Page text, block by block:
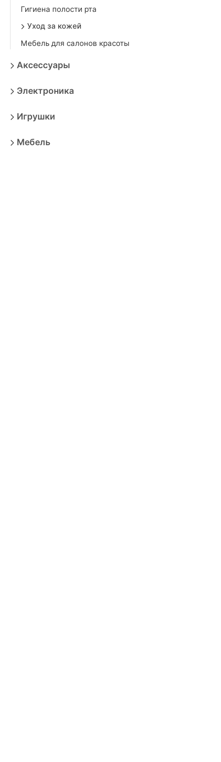
Гигиена полости рта
Уход за кожей
Мебель для салонов красоты
Аксессуары
Электроника
Игрушки
Мебель